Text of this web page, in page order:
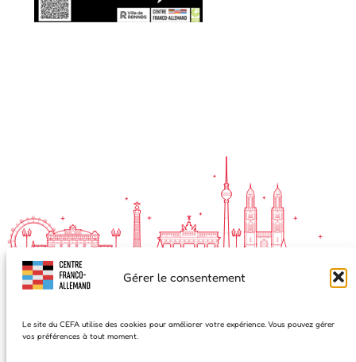
Gérer le consentement
Le site du CEFA utilise des cookies pour améliorer votre expérience. Vous pouvez gérer
vos préférences à tout moment.S'inscrire à notre newsletter